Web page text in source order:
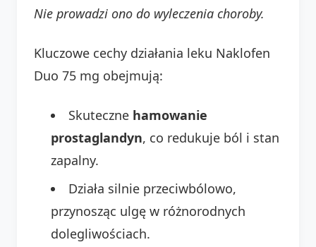
Nie prowadzi ono do wyleczenia choroby.
Kluczowe cechy działania leku Naklofen
Duo 75 mg obejmują:
Skuteczne hamowanie
prostaglandyn, co redukuje ból i stan
zapalny.
Działa silnie przeciwbólowo,
przynosząc ulgę w różnorodnych
dolegliwościach.